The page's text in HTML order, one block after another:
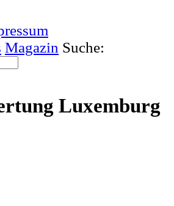
Magazin Suche:
Luxemburg